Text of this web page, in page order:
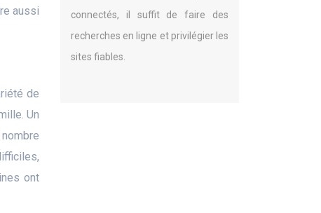
aussi
de
Un
ont
connectés, il suffit de faire des
recherches en ligne et privilégier les
sites fiables.